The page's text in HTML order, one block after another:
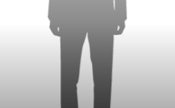
よくある質問